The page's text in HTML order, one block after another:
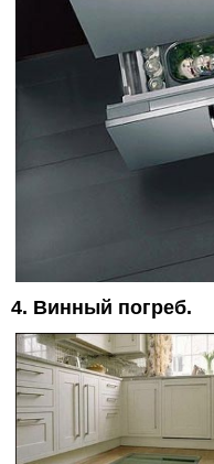
4. Винный погреб.